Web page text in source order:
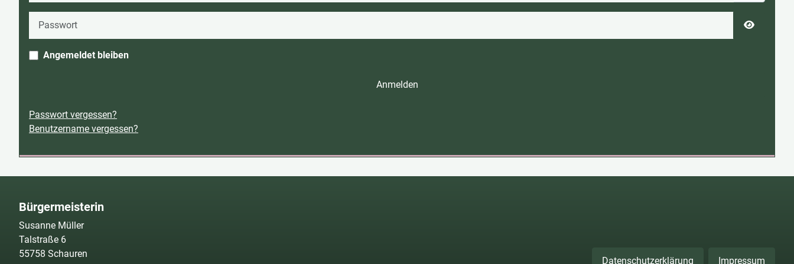
Angemeldet bleiben
Anmelden
Passwort vergessen?
Benutzername vergessen?
Bürgermeisterin
Susanne Müller
Talstraße 6
55758 Schauren
Datenschutzerklärung Impressum